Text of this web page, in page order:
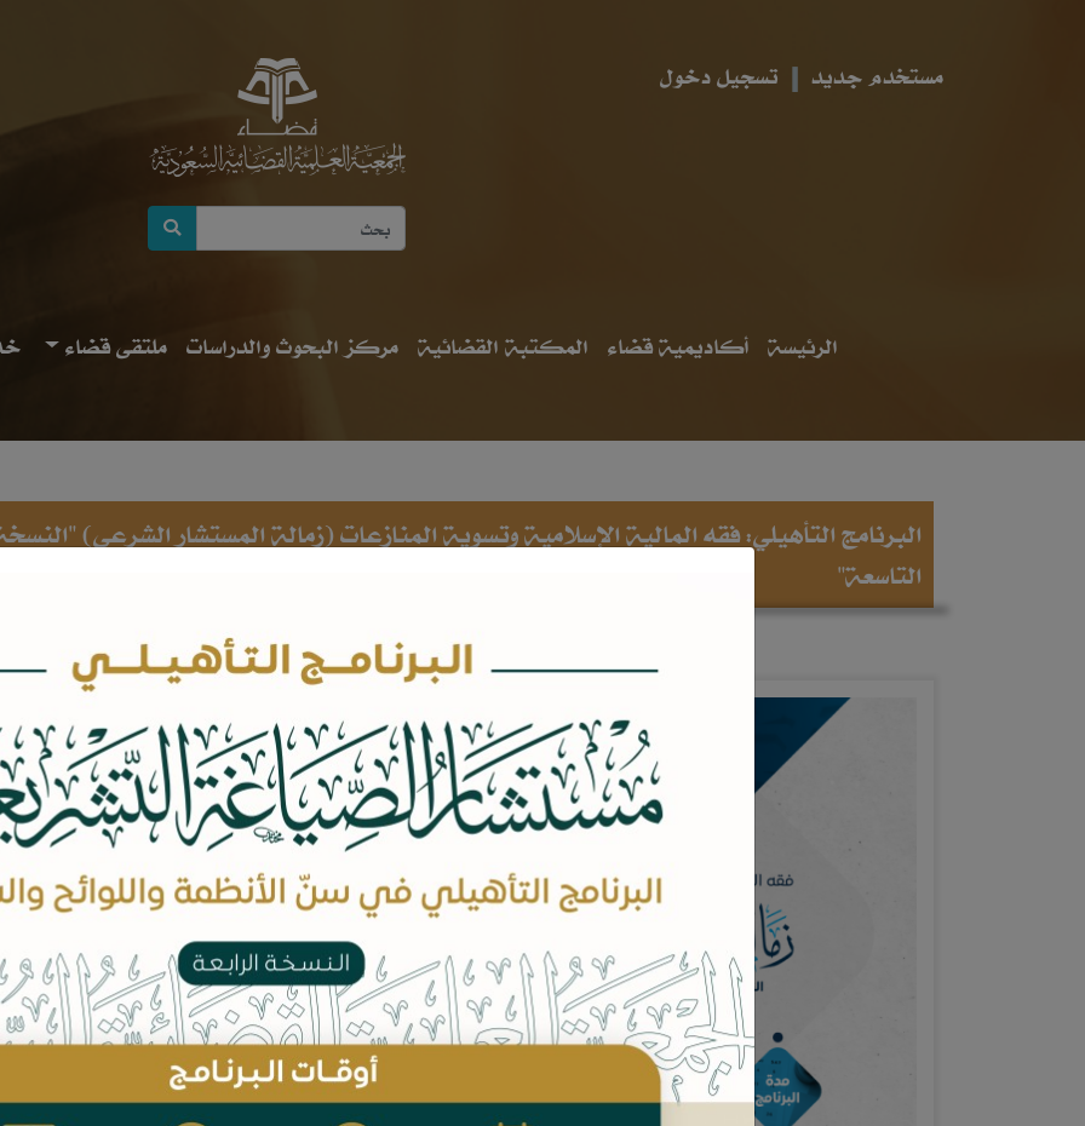
مستخدم جديد تسجيل دخول
الرئيسة أكاديمية قضاء المكتبة القضائية مركز البحوث والدراسات ملتقى قضاء
البرنامج التأهيلي: فقه المالية الإسلامية وتسوية المنازعات (زمالة المستشار الشرعي)
التاسعة"
بيانات الدورة
محاور الدورة
الوحدة الأولى: أخصائي المالية الإسلامية
4. مبادئ خدمات شركات الوساطة المالية
الوحدة الثانية: مستشار المالية الإسلامية
1. عقود التمويل الإسلامي
2. معاملات الخزينة البنكية
3. تطبيقات الصكوك الإسلامية
4. تطبيقات الاستشارات الشرعية
5. تطبيقات الرقابة الشرعية